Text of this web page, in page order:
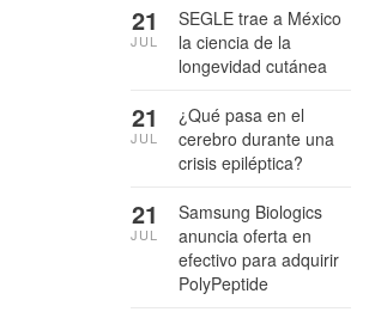
SEGLE trae a México
la ciencia de la
longevidad cutánea
21
JUL
¿Qué pasa en el
cerebro durante una
crisis epiléptica?
21
JUL
Samsung Biologics
anuncia oferta en
efectivo para adquirir
PolyPeptide
21
JUL